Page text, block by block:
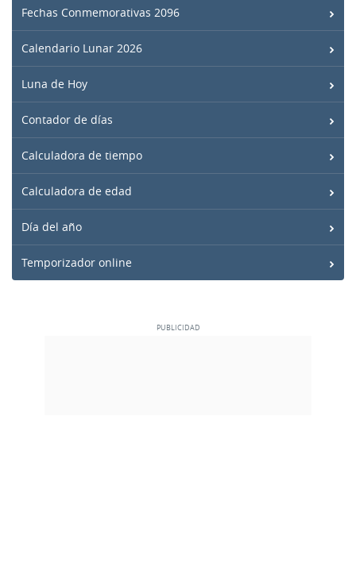
Fechas Conmemorativas 2096
Calendario Lunar 2026
Luna de Hoy
Contador de días
Calculadora de tiempo
Calculadora de edad
Día del año
Temporizador online